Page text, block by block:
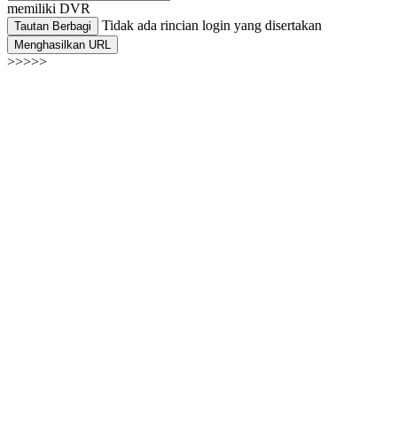
memiliki DVR
Tautan Berbagi Tidak ada rincian login yang disertakan
Menghasilkan URL
>>>>>